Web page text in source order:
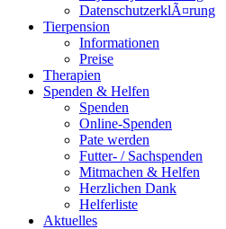
DatenschutzerklÃ¤rung
Tierpension
Informationen
Preise
Therapien
Spenden & Helfen
Spenden
Online-Spenden
Pate werden
Futter- / Sachspenden
Mitmachen & Helfen
Herzlichen Dank
Helferliste
Aktuelles